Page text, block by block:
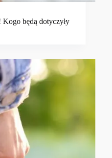
będą dotyczyły